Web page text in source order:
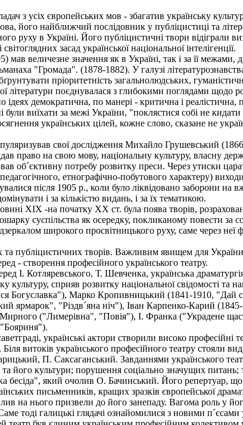
з усіх європейських мов - збагатив українську
його найближчий послідовник у публіцистиці та
руху в Україні. Його публіцистичні твори відіграли
засад української національної інтелігенції.
величезне значення як в Україні, так і за її межами,
"Громада". (1878-1882). У галузі
пріоритетність загальнолюдських,
літератури поєднувалася з глибокими поглядами щодо
ідеях демократична, по манері - критична і
виїхати за межі України, "поклястися собі не
українських цілей, кожне слово, сказане не
свої дослідження Михайло Грушевський
право на свою мову, національну культуру, власну
об´єктивну потребу розвитку преси. Через утиски
етнографічно-побутового характеру)
після 1905 p., коли було ліквідовано заборони
і за кількістю видань, і за їх тематикою.
XIX -на початку XX ст. була поява творів,
суспільства як осередку, покликаному повести за
широкого просвітницького руху, саме через неї
публіцистичних творів. Важливим явищем для
- створення професійного українського театру.
І. Котляревського, Т. Шевченка, українська
культуру, сприяв розвитку національної свідомості
Богуславка"), Марко Кропивницький (1841-1910,
ярмарок", "Різдв´яна ніч"), Іван Карпенко-Карий
("Лимерівна", "Повія"), І. Франка ("Украдене
українські актори створили високо професійні
витоків українського професійного театру стояли
П. Саксаганський. Завданнями українського
його культури; порушення соціально значущих питань;
бесіда", який очолив О. Бачинський. Його репертуар, що
письменників, кращих зразків європейської
на нього призвели до його занепаду. Вагома роль у
тоді галицькі глядачі ознайомилися з новими п´єсами